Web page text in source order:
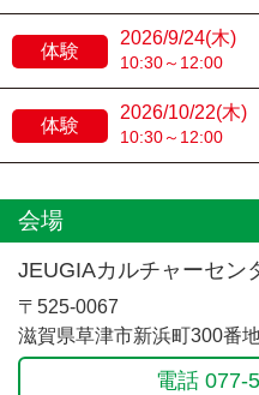
体験
2026/9/24(木)
10:30～12:00
体験
2026/10/22(木)
10:30～12:00
会場
JEUGIAカルチャーセン
〒525-0067
滋賀県草津市新浜町300番
電話 077-